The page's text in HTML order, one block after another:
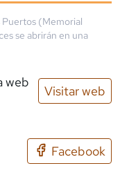
Puertos (Memorial
se abrirán en una
web
Visitar web
Facebook